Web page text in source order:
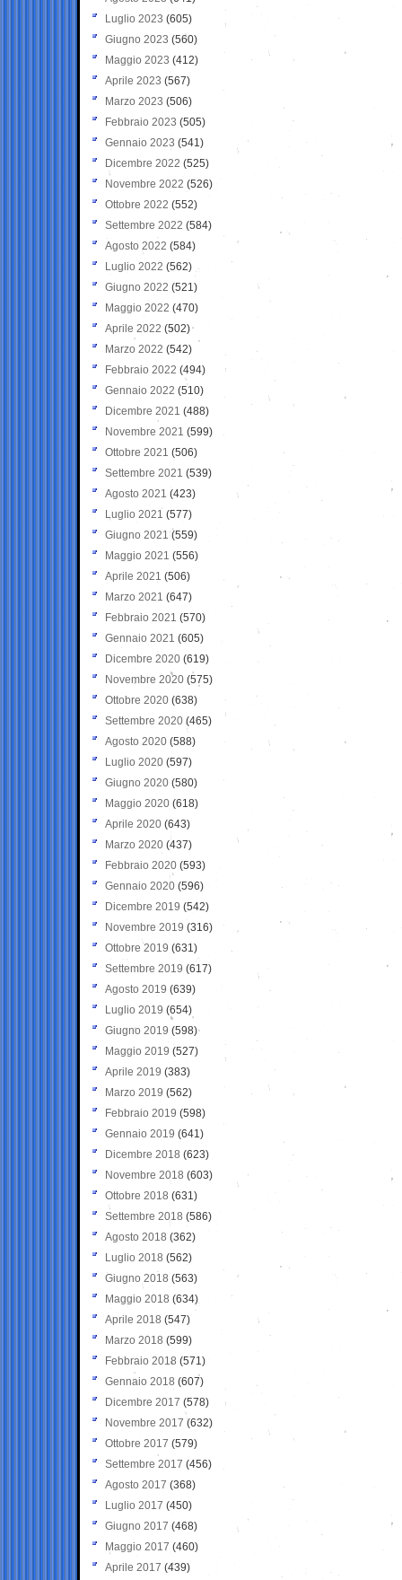
Luglio 2023 (605)
Giugno 2023 (560)
Maggio 2023 (412)
Aprile 2023 (567)
Marzo 2023 (506)
Febbraio 2023 (505)
Gennaio 2023 (541)
Dicembre 2022 (525)
Novembre 2022 (526)
Ottobre 2022 (552)
Settembre 2022 (584)
Agosto 2022 (584)
Luglio 2022 (562)
Giugno 2022 (521)
Maggio 2022 (470)
Aprile 2022 (502)
Marzo 2022 (542)
Febbraio 2022 (494)
Gennaio 2022 (510)
Dicembre 2021 (488)
Novembre 2021 (599)
Ottobre 2021 (506)
Settembre 2021 (539)
Agosto 2021 (423)
Luglio 2021 (577)
Giugno 2021(559)
Maggio 2021 (556)
Aprile 2021 (506)
Marzo 2021 (647)
Febbraio 2021 (570)
Gennaio 2021 (605)
Dicembre 2020 (619)
Novembre 2020 (575)
Ottobre 2020 (638)
Settembre 2020(465)
Agosto 2020 (588)
Luglio 2020 (597)
Giugno 2020 (580)
Maggio 2020 (618)
Aprile 2020 (643)
Marzo 2020 (437)
Febbraio 2020 (593)
Gennaio 2020 (596)
Dicembre 2019 (542)
Novembre 2019 (316)
Ottobre 2019 (631)
Settembre 2019 (617)
Agosto 2019 (639)
Luglio 2019 (654)
Giugno 2019 (598)
Maggio 2019 (527)
Aprile 2019 (383)
Marzo 2019 (562)
Febbraio 2019 (598)
Gennaio 2019 (641)
Dicembre 2018 (623)
Novembre 2018 (603)
Ottobre 2018 (631)
Settembre 2018 (586)
Agosto 2018 (362)
Luglio 2018 (562)
Giugno 2018 (563)
Maggio 2018 (634)
Aprile 2018 (547)
Marzo 2018 (599)
Febbraio 2018 (571)
Gennaio 2018 (607)
Dicembre 2017 (578)
Novembre 2017 (632)
Ottobre 2017 (579)
Settembre 2017 (456)
Agosto 2017 (368)
Luglio 2017 (450)
Giugno 2017 (468)
Maggio 2017 (460)
Aprile 2017 (439)